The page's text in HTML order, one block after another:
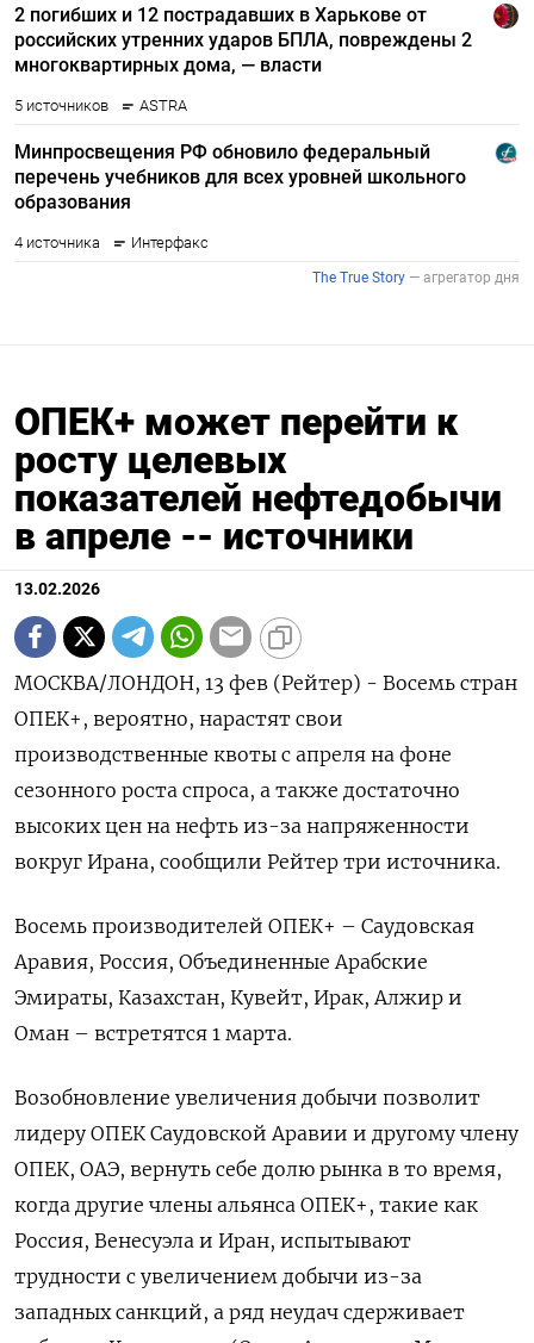
ОПЕК+ может перейти к
росту целевых
показателей нефтедобычи
в апреле -- источники
13.02.2026
МОСКВА/ЛОНДОН, 13 фев (Рейтер) - Восемь стран
ОПЕК+, вероятно, нарастят свои
‌производственные квоты с апреля на фоне
сезонного роста спроса, а ​также ​достаточно ​
высоких цен на ⁠нефть из-за ‌напряженности
вокруг Ирана, ‌сообщили Рейтер три источника.
Восемь производителей ​ОПЕК+ – Саудовская
Аравия, ‌Россия, Объединенные Арабские
Эмираты, Казахстан, ​Кувейт, Ирак, Алжир и
Оман – ‌встретятся 1 марта.
Возобновление увеличения добычи позволит
лидеру ОПЕК Саудовской ​Аравии и ​другому ‌члену
ОПЕК, ОАЭ, вернуть ​себе долю рынка в то время,
когда другие члены альянса ОПЕК+, такие как
Россия, Венесуэла и Иран, испытывают
трудности ​с увеличением добычи ⁠из-за
западных санкций, а ряд ‌неудач сдерживает